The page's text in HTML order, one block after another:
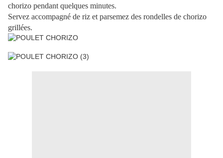
chorizo pendant quelques minutes.
Servez accompagné de riz et parsemez des rondelles de chorizo
grillées.